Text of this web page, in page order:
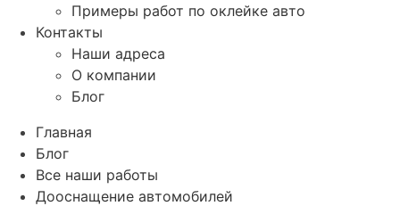
Примеры работ по оклейке авто
Контакты
Наши адреса
О компании
Блог
Главная
Блог
Все наши работы
Дооснащение автомобилей